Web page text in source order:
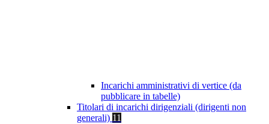
Incarichi amministrativi di vertice (da
pubblicare in tabelle)
Titolari di incarichi dirigenziali (dirigenti non
generali) 11